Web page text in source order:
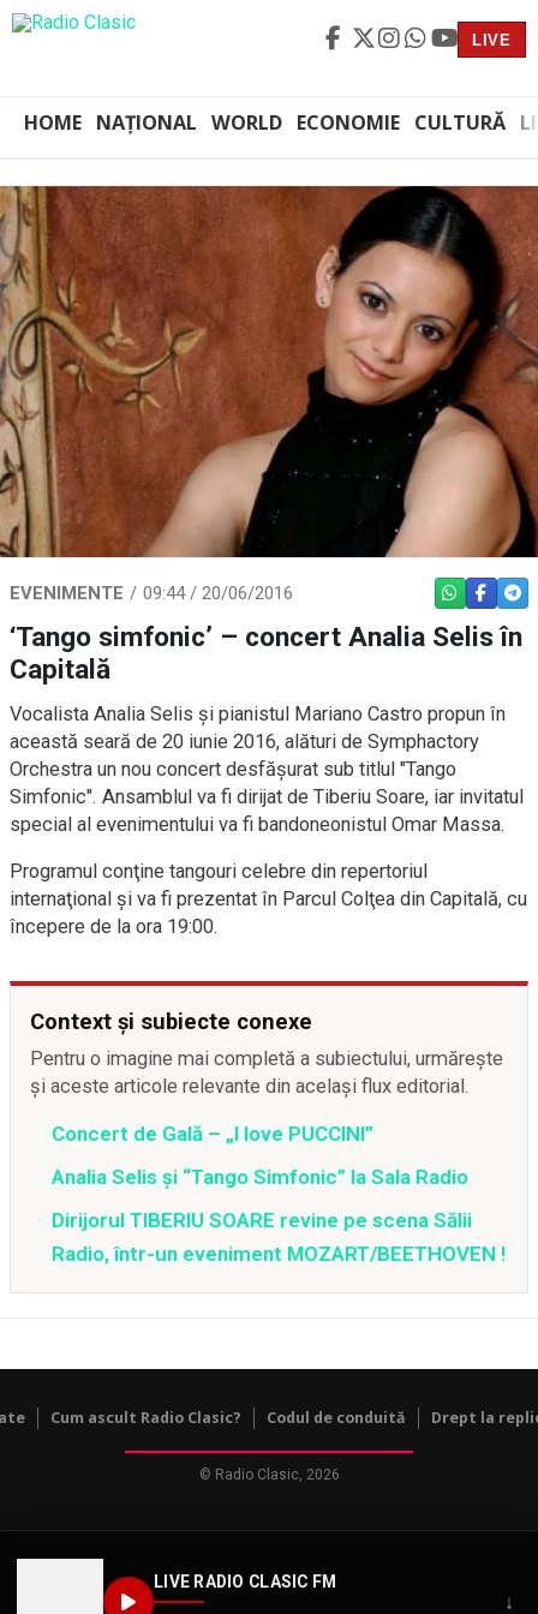
LIVE
HOME NAȚIONAL WORLD ECONOMIE CULTURĂ
LIVE RADIO CLASIC FM
↓
EVENIMENTE 09:44 / 20/06/2016 WHATSAPP
‘Tango simfonic’ – concert Analia Selis în
Capitală
Vocalista Analia Selis şi pianistul Mariano Castro propun în
această seară de 20 iunie 2016, alături de Symphactory
Orchestra un nou concert desfăşurat sub titlul "Tango
Simfonic". Ansamblul va fi dirijat de Tiberiu Soare, iar invitatul
special al evenimentului va fi bandoneonistul Omar Massa.
Programul conţine tangouri celebre din repertoriul
internaţional şi va fi prezentat în Parcul Colţea din Capitală, cu
începere de la ora 19:00.
Context și subiecte conexe
Pentru o imagine mai completă a subiectului, urmărește
și aceste articole relevante din același flux editorial.
Concert de Gală – „I love PUCCINI”
Analia Selis și “Tango Simfonic” la Sala Radio
Dirijorul TIBERIU SOARE revine pe scena Sălii
Radio, într-un eveniment MOZART/BEETHOVEN !
Cum ascult Radio Clasic? Codul de conduită Drept la
© Radio Clasic, 2026